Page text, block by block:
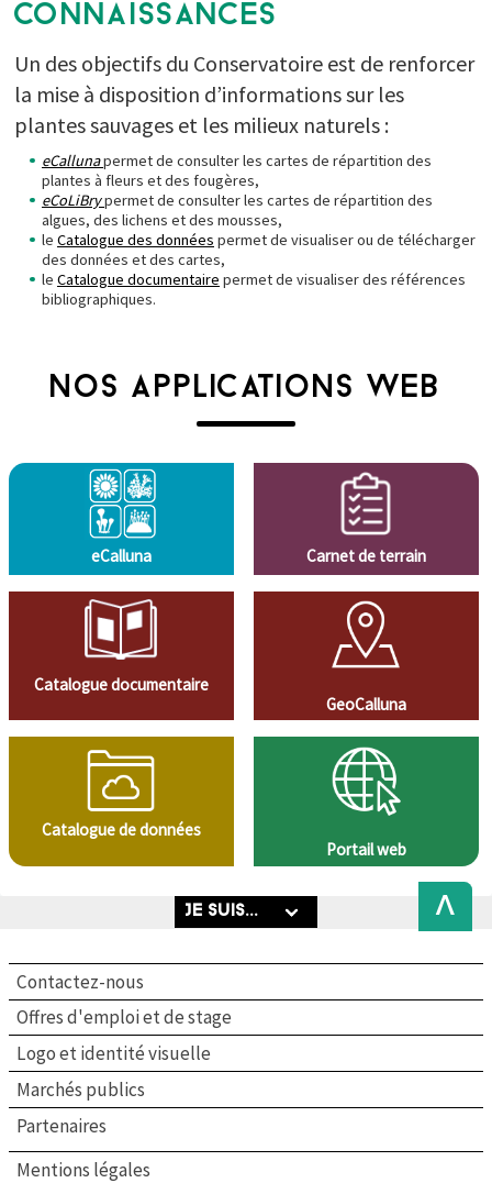
CONNAISSANCES
Un des objectifs du Conservatoire est de renforcer
la mise à disposition d’informations sur les
plantes sauvages et les milieux naturels :
eCallunapermet de consulter les cartes de répartition des
plantes à fleurs et des fougères,
eCoLiBrypermet de consulter les cartes de répartition des
algues, des lichens et des mousses,
le Catalogue des données permet de visualiser ou de télécharger
des données et des cartes,
le Catalogue documentaire permet de visualiser des références
bibliographiques.
NOS APPLICATIONS WEB
eCalluna Carnet de terrain
Catalogue documentaire
GeoCalluna
Catalogue de données
Portail web
Contactez-nous
Offres d'emploi et de stage
Logo et identité visuelle
Marchés publics
Partenaires
Mentions légales
Back
to
Top